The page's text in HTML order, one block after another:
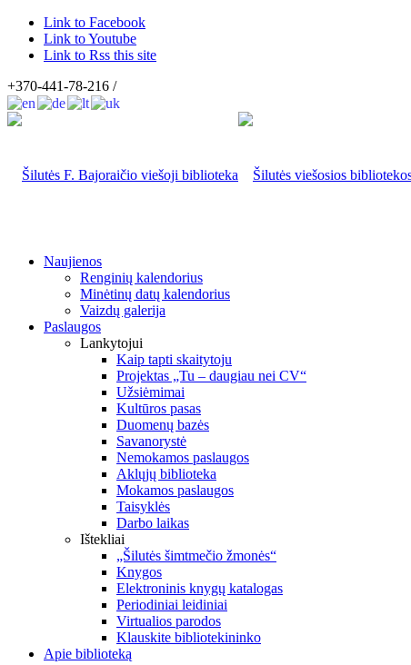
Link to Facebook
Link to Youtube
Link to Rss this site
+370-441-78-216 /
Naujienos
Renginių kalendorius
Minėtinų datų kalendorius
Vaizdų galerija
Paslaugos
Lankytojui
Kaip tapti skaitytoju
Projektas „Tu – daugiau nei CV“
Užsiėmimai
Kultūros pasas
Duomenų bazės
Savanorystė
Nemokamos paslaugos
Aklųjų biblioteka
Mokamos paslaugos
Taisyklės
Darbo laikas
Ištekliai
„Šilutės šimtmečio žmonės“
Knygos
Elektroninis knygų katalogas
Periodiniai leidiniai
Virtualios parodos
Klauskite bibliotekininko
Apie biblioteką